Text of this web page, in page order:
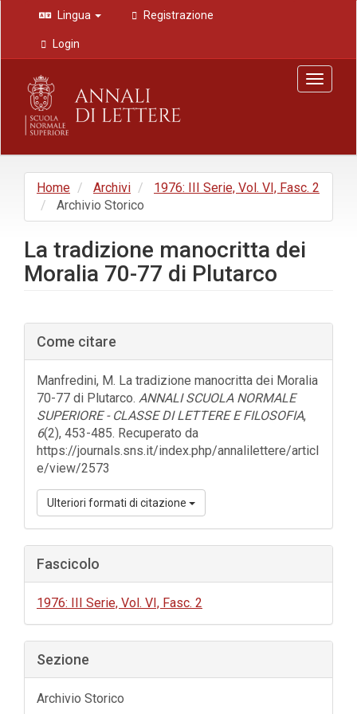
Navigazione
principale
Contenuto
principale
Barra
laterale
Lingua Registrazione
Login
Toggle
Home Archivi
1976: III Serie, Vol. VI, Fasc. 2
Archivio Storico
La tradizione manocritta dei
Moralia 70-77 di Plutarco
Barra
laterale
dell'articolo
Come citare
Manfredini, M. La tradizione manocritta dei Moralia
70-77 di Plutarco. ANNALI SCUOLA NORMALE
SUPERIORE - CLASSE DI LETTERE E FILOSOFIA,
6(2), 453-485. Recuperato da
https://journals.sns.it/index.php/annalilettere/articl
e/view/2573
Ulteriori formati di citazione
Fascicolo
1976: III Serie, Vol. VI, Fasc. 2
Sezione
Archivio Storico